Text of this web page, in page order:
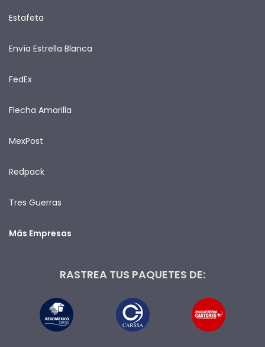
Estafeta
Envía Estrella Blanca
FedEx
Flecha Amarilla
MexPost
Redpack
Tres Guerras
Más Empresas
RASTREA TUS PAQUETES DE: